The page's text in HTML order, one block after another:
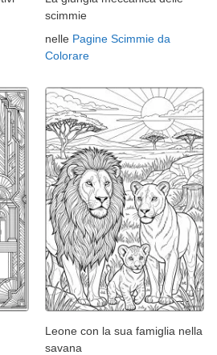
scimmie
nelle Pagine Scimmie da
Colorare
Leone con la sua famiglia nella
savana